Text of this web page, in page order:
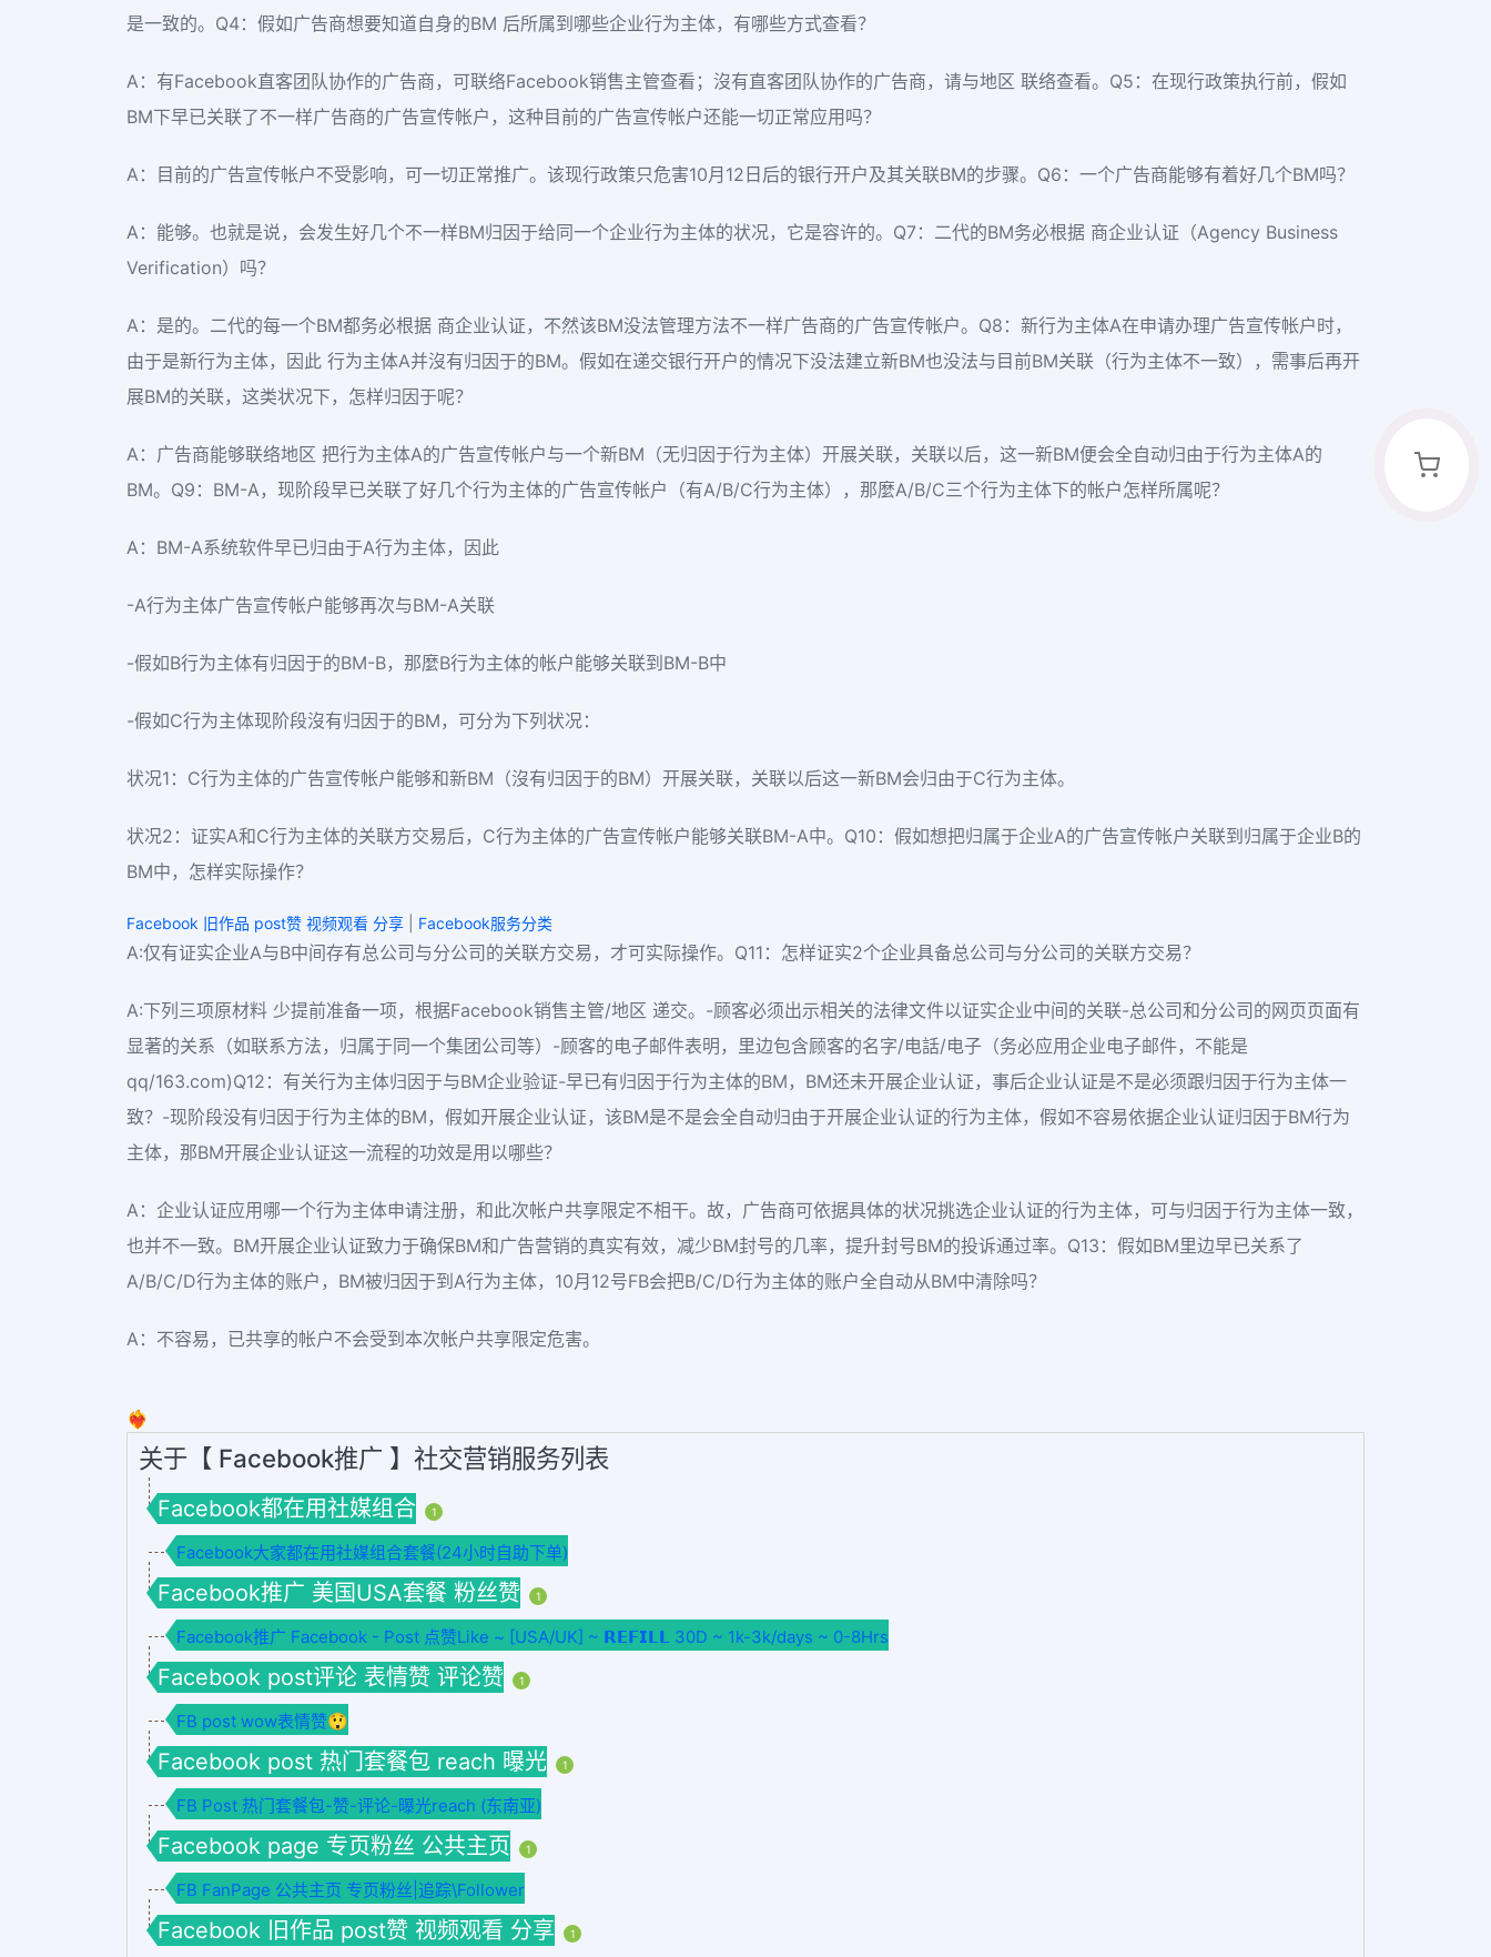
是一致的。Q4：假如广告商想要知道自身的BM 后所属到哪些企业行为主体，有哪些方式查看？
A：有Facebook直客团队协作的广告商，可联络Facebook销售主管查看；沒有直客团队协作的广告商，请与地区 联络查看。Q5：在现行政策执行前，假如
BM下早已关联了不一样广告商的广告宣传帐户，这种目前的广告宣传帐户还能一切正常应用吗？
A：目前的广告宣传帐户不受影响，可一切正常推广。该现行政策只危害10月12日后的银行开户及其关联BM的步骤。Q6：一个广告商能够有着好几个BM吗？
A：能够。也就是说，会发生好几个不一样BM归因于给同一个企业行为主体的状况，它是容许的。Q7：二代的BM务必根据 商企业认证（Agency Business
Verification）吗？
A：是的。二代的每一个BM都务必根据 商企业认证，不然该BM没法管理方法不一样广告商的广告宣传帐户。Q8：新行为主体A在申请办理广告宣传帐户时，
由于是新行为主体，因此 行为主体A并沒有归因于的BM。假如在递交银行开户的情况下没法建立新BM也没法与目前BM关联（行为主体不一致），需事后再开
展BM的关联，这类状况下，怎样归因于呢？
A：广告商能够联络地区 把行为主体A的广告宣传帐户与一个新BM（无归因于行为主体）开展关联，关联以后，这一新BM便会全自动归由于行为主体A的
BM。Q9：BM-A，现阶段早已关联了好几个行为主体的广告宣传帐户（有A/B/C行为主体），那麼A/B/C三个行为主体下的帐户怎样所属呢？
A：BM-A系统软件早已归由于A行为主体，因此
-A行为主体广告宣传帐户能够再次与BM-A关联
-假如B行为主体有归因于的BM-B，那麼B行为主体的帐户能够关联到BM-B中
-假如C行为主体现阶段沒有归因于的BM，可分为下列状况：
状况1：C行为主体的广告宣传帐户能够和新BM（沒有归因于的BM）开展关联，关联以后这一新BM会归由于C行为主体。
状况2：证实A和C行为主体的关联方交易后，C行为主体的广告宣传帐户能够关联BM-A中。Q10：假如想把归属于企业A的广告宣传帐户关联到归属于企业B的
BM中，怎样实际操作？
Facebook 旧作品 post赞 视频观看 分享 Facebook服务分类
A:仅有证实企业A与B中间存有总公司与分公司的关联方交易，才可实际操作。Q11：怎样证实2个企业具备总公司与分公司的关联方交易？
A:下列三项原材料 少提前准备一项，根据Facebook销售主管/地区 递交。-顾客必须出示相关的法律文件以证实企业中间的关联-总公司和分公司的网页页面有
显著的关系（如联系方法，归属于同一个集团公司等）-顾客的电子邮件表明，里边包含顾客的名字/电話/电子（务必应用企业电子邮件，不能是
qq/163.com)Q12：有关行为主体归因于与BM企业验证-早已有归因于行为主体的BM，BM还未开展企业认证，事后企业认证是不是必须跟归因于行为主体一
致？-现阶段没有归因于行为主体的BM，假如开展企业认证，该BM是不是会全自动归由于开展企业认证的行为主体，假如不容易依据企业认证归因于BM行为
主体，那BM开展企业认证这一流程的功效是用以哪些？
A：企业认证应用哪一个行为主体申请注册，和此次帐户共享限定不相干。故，广告商可依据具体的状况挑选企业认证的行为主体，可与归因于行为主体一致，
也并不一致。BM开展企业认证致力于确保BM和广告营销的真实有效，减少BM封号的几率，提升封号BM的投诉通过率。Q13：假如BM里边早已关系了
A/B/C/D行为主体的账户，BM被归因于到A行为主体，10月12号FB会把B/C/D行为主体的账户全自动从BM中清除吗？
A：不容易，已共享的帐户不会受到本次帐户共享限定危害。
❤️‍🔥
关于【 Facebook推广 】社交营销服务列表
Facebook都在用社媒组合 1
Facebook大家都在用社媒组合套餐(24小时自助下单)
Facebook推广 美国USA套餐 粉丝赞 1
Facebook推广 Facebook - Post 点赞Like ~ [USA/UK] ~ 𝗥𝗘𝗙𝗜𝗟𝗟 30D ~ 1k-3k/days ~ 0-8Hrs
Facebook post评论 表情赞 评论赞 1
FB post wow表情赞😲
Facebook post 热门套餐包 reach 曝光 1
FB Post 热门套餐包-赞-评论-曝光reach (东南亚)
Facebook page 专页粉丝 公共主页 1
FB FanPage 公共主页 专页粉丝|追踪\Follower
Facebook 旧作品 post赞 视频观看 分享 1